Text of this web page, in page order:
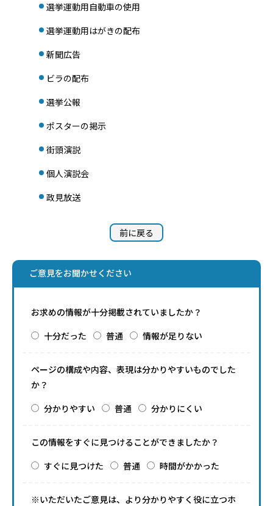
選挙運動用自動車の使用
選挙運動用はがきの配布
新聞広告
ビラの配布
選挙公報
ポスターの掲示
街頭演説
個人演説会
政見放送
前に戻る
ご意見をお聞かせください
お求めの情報が十分掲載されていましたか？
十分だった
普通 情報が足りない
ページの構成や内容、表現は分かりやすいものでした
か？
分かりやすい
普通 分かりにくい
この情報をすぐに見つけることができましたか？
すぐに見つけた
普通 時間がかかった
※いただいたご意見は、より分かりやすく役に立つホ